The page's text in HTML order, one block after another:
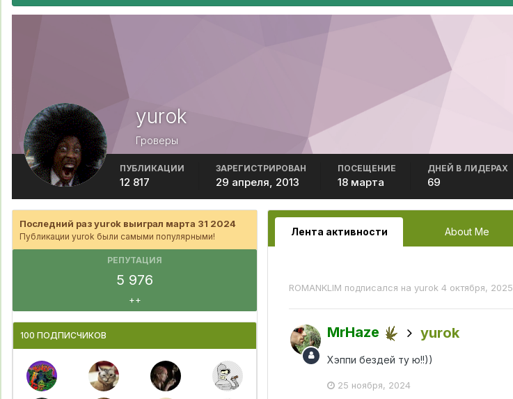
yurok
Гроверы
ПУБЛИКАЦИИ
12 817
ЗАРЕГИСТРИРОВАН
29 апреля, 2013
ПОСЕЩЕНИЕ
18 марта
ДНЕЙ В ЛИДЕРАХ
69
Последний раз yurok выиграл марта 31 2024
Публикации yurok были самыми популярными!
РЕПУТАЦИЯ
5 976
++
100 ПОДПИСЧИКОВ
Лента активности About Me
ROMANKLIM подписался на yurok 4 октября, 2025
MrHaze yurok
Хэппи бездей ту ю!!))
25 ноября, 2024